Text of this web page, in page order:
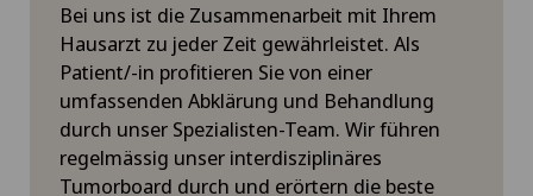
Bei uns ist die Zusammenarbeit mit Ihrem
Hausarzt zu jeder Zeit gewährleistet. Als
Patient/-in profitieren Sie von einer
umfassenden Abklärung und Behandlung
durch unser Spezialisten-Team. Wir führen
regelmässig unser interdisziplinäres
Tumorboard durch und erörtern die beste